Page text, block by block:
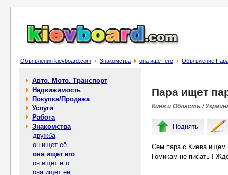
Объявления kievboard.com Знакомства она ищет его Объявление
Авто. Мото. Транспорт
Недвижимость
Покупка/Продажа
Услуги
Работа
Знакомства
дружба
он ищет её
она ищет его
он ищет его
она ищет её
Пара ищет
Киев и Область /
Поднять
Сем пара с Киева ищем
Гомикам не писать !